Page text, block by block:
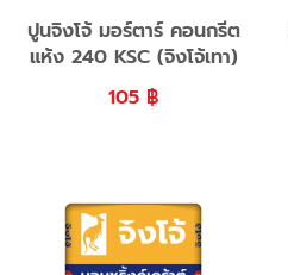
ปูนจิงโจ้ มอร์ตาร์ คอนกรีต
แห้ง 240 KSC (จิงโจ้เทา)
105 ฿